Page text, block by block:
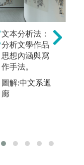
2.專題講座
文本分析法：
分析文學作品
思想內涵與寫
作手法。
圖解:中文系迴
廊